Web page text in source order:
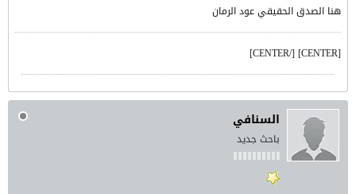
هنا الصدق الحقيقي عود الرمان
[CENTER] [/CENTER]
السنافي
باحث جديد